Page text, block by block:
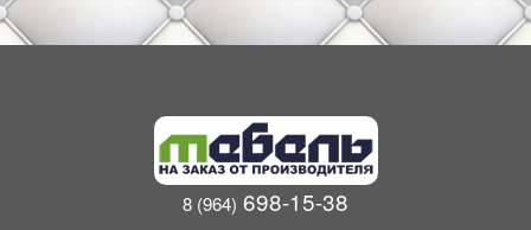
8 (964) 698-15-38